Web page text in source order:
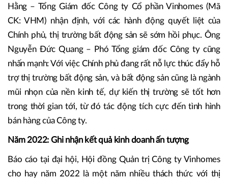
Hằng – Tổng Giám đốc Công ty Cổ phần Vinhomes (Mã
CK: VHM) nhận định, với các hành động quyết liệt của
Chính phủ, thị trường bất động sản sẽ sớm hồi phục. Ông
Nguyễn Đức Quang – Phó Tổng giám đốc Công ty cũng
nhấn mạnh: Với việc Chính phủ đang rất nỗ lực thúc đẩy hỗ
trợ thị trường bất động sản, và bất động sản cũng là ngành
mũi nhọn của nền kinh tế, dự kiến thị trường sẽ tốt hơn
trong thời gian tới, từ đó tác động tích cực đến tình hình
bán hàng của Công ty.
Năm 2022: Ghi nhận kết quả kinh doanh ấn tượng
Báo cáo tại đại hội, Hội đồng Quản trị Công ty Vinhomes
cho hay năm 2022 là một năm nhiều thách thức với thị